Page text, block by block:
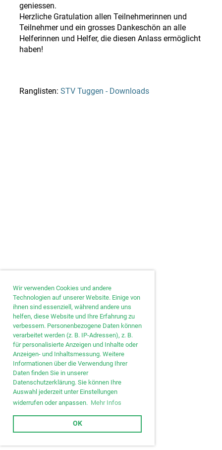
Wir verwenden Cookies und andere
Technologien auf unserer Website. Einige von
ihnen sind essenziell, während andere uns
helfen, diese Website und Ihre Erfahrung zu
verbessern. Personenbezogene Daten können
verarbeitet werden (z. B. IP-Adressen), z. B.
für personalisierte Anzeigen und Inhalte oder
Anzeigen- und Inhaltsmessung. Weitere
Informationen über die Verwendung Ihrer
Daten finden Sie in unserer
Datenschutzerklärung. Sie können Ihre
Auswahl jederzeit unter Einstellungen
widerrufen oder anpassen. Mehr Infos
OK
geniessen.
Herzliche Gratulation allen Teilnehmerinnen und
Teilnehmer und ein grosses Dankeschön an alle
Helferinnen und Helfer, die diesen Anlass ermöglicht
haben!
Ranglisten:STV Tuggen - Downloads